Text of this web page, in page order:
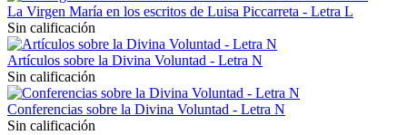
La Virgen María en los escritos de Luisa Piccarreta - Letra L
Sin calificación
Artículos sobre la Divina Voluntad - Letra N
Sin calificación
Conferencias sobre la Divina Voluntad - Letra N
Sin calificación